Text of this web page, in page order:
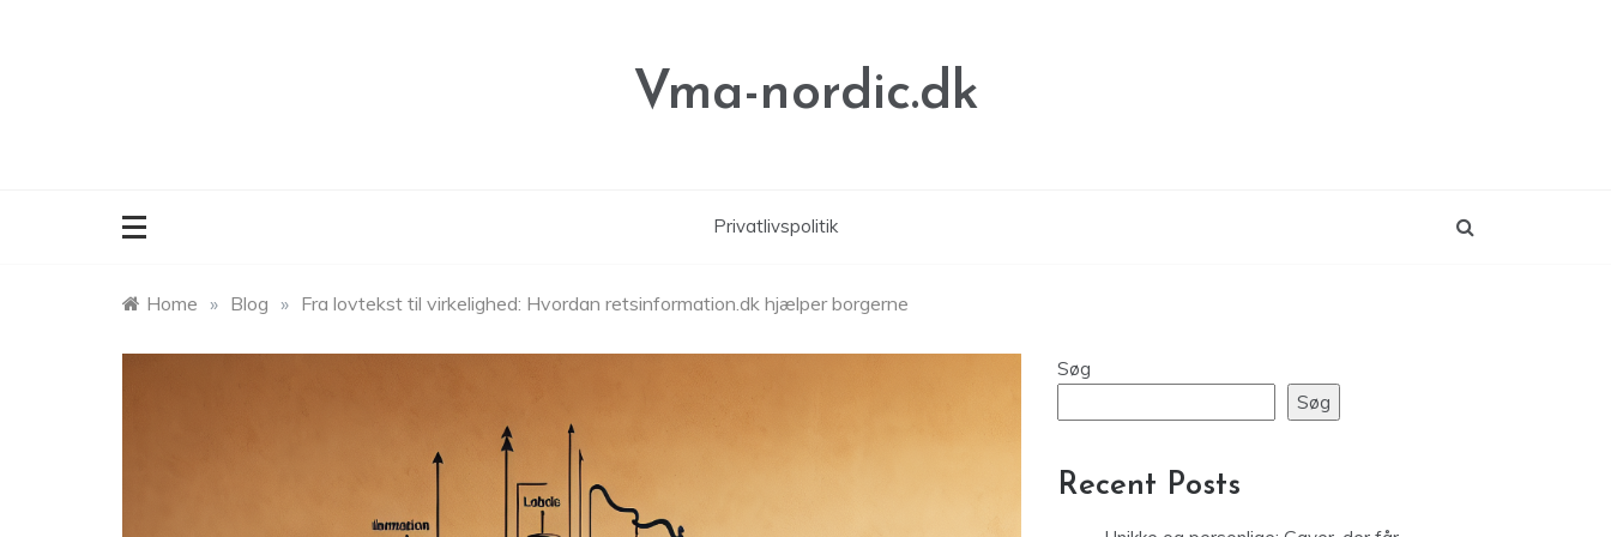
Vma-nordic.dk
Privatlivspolitik
Home » Blog » Fra lovtekst til virkelighed: Hvordan retsinformation.dk hjælper borgerne
Søg
Søg
Recent Posts